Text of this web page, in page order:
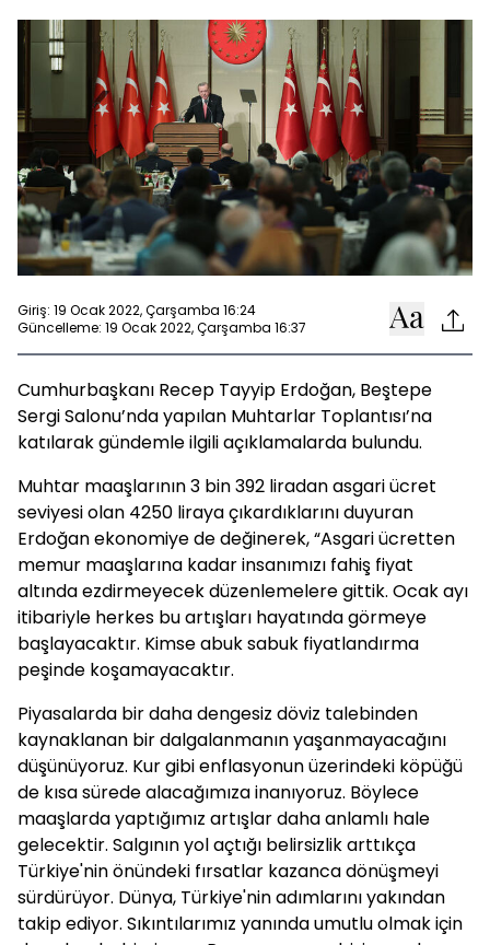
Giriş: 19 Ocak 2022, Çarşamba 16:24
Güncelleme: 19 Ocak 2022, Çarşamba 16:37
Cumhurbaşkanı Recep Tayyip Erdoğan, Beştepe
Sergi Salonu’nda yapılan Muhtarlar Toplantısı’na
katılarak gündemle ilgili açıklamalarda bulundu.
Muhtar maaşlarının 3 bin 392 liradan asgari ücret
seviyesi olan 4250 liraya çıkardıklarını duyuran
Erdoğan ekonomiye de değinerek, “Asgari ücretten
memur maaşlarına kadar insanımızı fahiş fiyat
altında ezdirmeyecek düzenlemelere gittik. Ocak ayı
itibariyle herkes bu artışları hayatında görmeye
başlayacaktır. Kimse abuk sabuk fiyatlandırma
peşinde koşamayacaktır.
Piyasalarda bir daha dengesiz döviz talebinden
kaynaklanan bir dalgalanmanın yaşanmayacağını
düşünüyoruz. Kur gibi enflasyonun üzerindeki köpüğü
de kısa sürede alacağımıza inanıyoruz. Böylece
maaşlarda yaptığımız artışlar daha anlamlı hale
gelecektir. Salgının yol açtığı belirsizlik arttıkça
Türkiye'nin önündeki fırsatlar kazanca dönüşmeyi
sürdürüyor. Dünya, Türkiye'nin adımlarını yakından
takip ediyor. Sıkıntılarımız yanında umutlu olmak için